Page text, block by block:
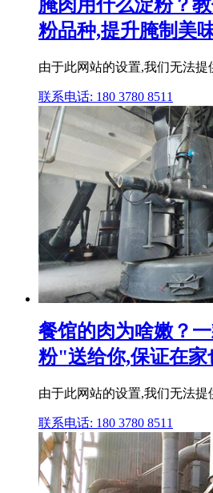
腌肉用什么淀粉？
粉品种,提升腌制美
由于此网站的设置,我们无法提
联系电话: 180 3780 8511
餐馆的肉为啥嫩？
粉"送给你,保证在家
由于此网站的设置,我们无法提
联系电话: 180 3780 8511